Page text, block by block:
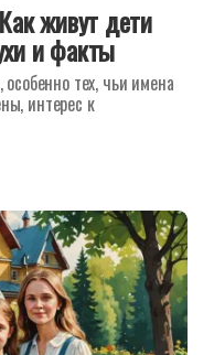
живут дети
и факты
тех, чьи имена
интерес к